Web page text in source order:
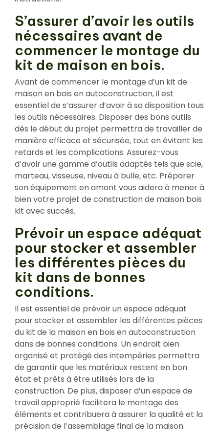
S’assurer d’avoir les outils
nécessaires avant de
commencer le montage du
kit de maison en bois.
Avant de commencer le montage d’un kit de
maison en bois en autoconstruction, il est
essentiel de s’assurer d’avoir à sa disposition tous
les outils nécessaires. Disposer des bons outils
dès le début du projet permettra de travailler de
manière efficace et sécurisée, tout en évitant les
retards et les complications. Assurez-vous
d’avoir une gamme d’outils adaptés tels que scie,
marteau, visseuse, niveau à bulle, etc. Préparer
son équipement en amont vous aidera à mener à
bien votre projet de construction de maison bois
kit avec succès.
Prévoir un espace adéquat
pour stocker et assembler
les différentes pièces du
kit dans de bonnes
conditions.
Il est essentiel de prévoir un espace adéquat
pour stocker et assembler les différentes pièces
du kit de la maison en bois en autoconstruction
dans de bonnes conditions. Un endroit bien
organisé et protégé des intempéries permettra
de garantir que les matériaux restent en bon
état et prêts à être utilisés lors de la
construction. De plus, disposer d’un espace de
travail approprié facilitera le montage des
éléments et contribuera à assurer la qualité et la
précision de l’assemblage final de la maison.